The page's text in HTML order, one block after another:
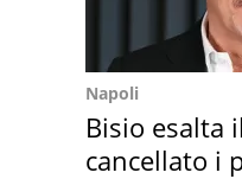
Napoli
Bisio esalta
cancellato i